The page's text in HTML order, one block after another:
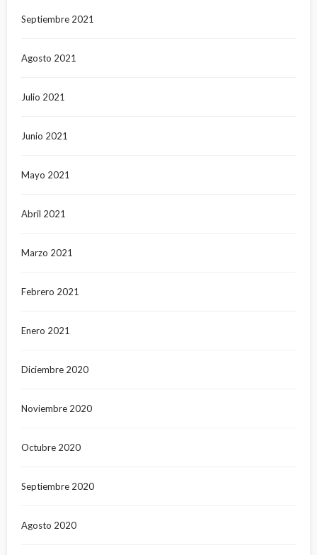
Septiembre 2021
Agosto 2021
Julio 2021
Junio 2021
Mayo 2021
Abril 2021
Marzo 2021
Febrero 2021
Enero 2021
Diciembre 2020
Noviembre 2020
Octubre 2020
Septiembre 2020
Agosto 2020